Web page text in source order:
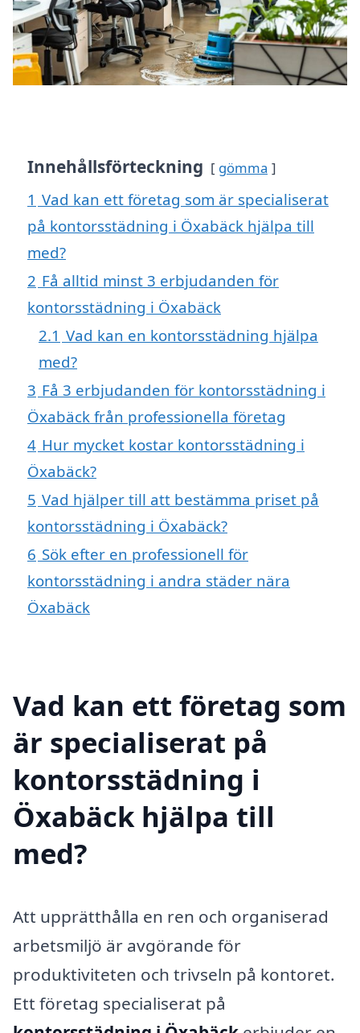
Innehållsförteckning gömma
1 Vad kan ett företag som är specialiserat
på kontorsstädning i Öxabäck hjälpa till
med?
2 Få alltid minst 3 erbjudanden för
kontorsstädning i Öxabäck
2.1 Vad kan en kontorsstädning hjälpa
med?
3 Få 3 erbjudanden för kontorsstädning i
Öxabäck från professionella företag
4 Hur mycket kostar kontorsstädning i
Öxabäck?
5 Vad hjälper till att bestämma priset på
kontorsstädning i Öxabäck?
6 Sök efter en professionell för
kontorsstädning i andra städer nära
Öxabäck
Vad kan ett företag som
är specialiserat på
kontorsstädning i
Öxabäck hjälpa till
med?
Att upprätthålla en ren och organiserad
arbetsmiljö är avgörande för
produktiviteten och trivseln på kontoret.
Ett företag specialiserat på